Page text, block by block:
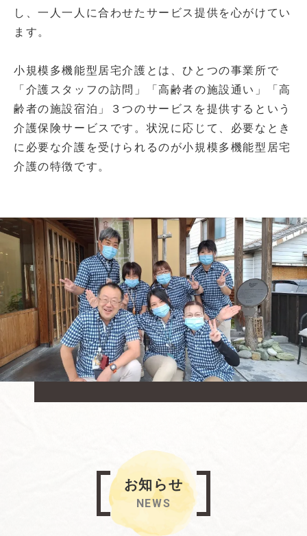
し、一人一人に合わせたサービス提供を心がけてい
ます。
小規模多機能型居宅介護とは、ひとつの事業所で
「介護スタッフの訪問」「高齢者の施設通い」「高
齢者の施設宿泊」３つのサービスを提供するという
介護保険サービスです。状況に応じて、必要なとき
に必要な介護を受けられるのが小規模多機能型居宅
介護の特徴です。
お知らせ
NEWS